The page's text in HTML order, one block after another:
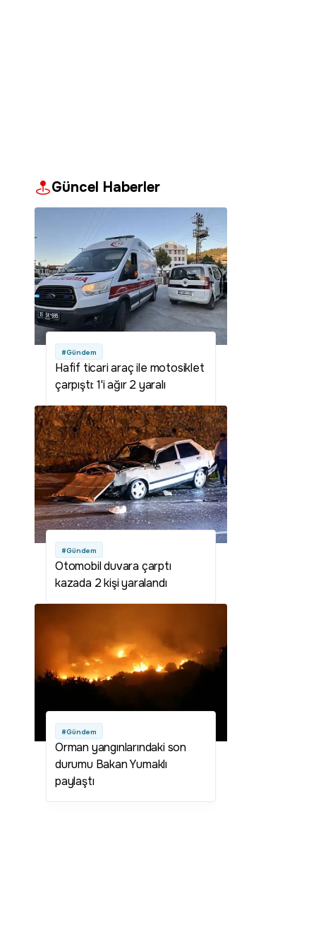
Güncel Haberler
#Gündem
Hafif ticari araç ile motosiklet
çarpıştı: 1'i ağır 2 yaralı
#Gündem
Otomobil duvara çarptı
kazada 2 kişi yaralandı
#Gündem
Orman yangınlarındaki son
durumu Bakan Yumaklı
paylaştı